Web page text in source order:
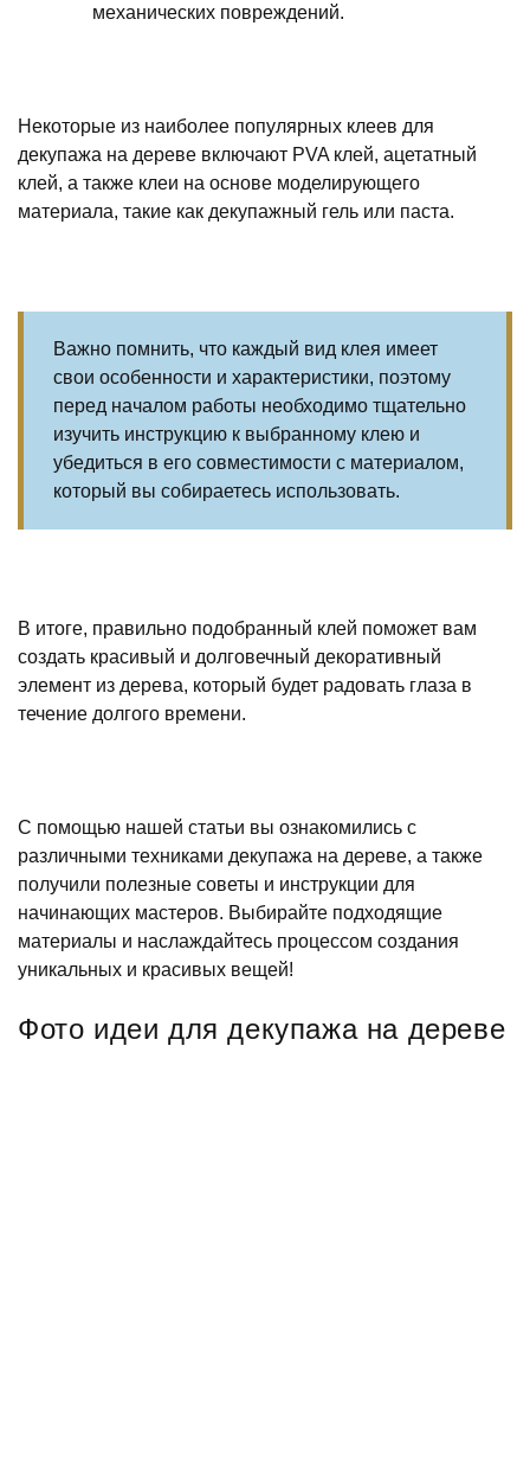
механических повреждений.
Некоторые из наиболее популярных клеев для
декупажа на дереве включают PVA клей, ацетатный
клей, а также клеи на основе моделирующего
материала, такие как декупажный гель или паста.
Важно помнить, что каждый вид клея имеет
свои особенности и характеристики, поэтому
перед началом работы необходимо тщательно
изучить инструкцию к выбранному клею и
убедиться в его совместимости с материалом,
который вы собираетесь использовать.
В итоге, правильно подобранный клей поможет вам
создать красивый и долговечный декоративный
элемент из дерева, который будет радовать глаза в
течение долгого времени.
С помощью нашей статьи вы ознакомились с
различными техниками декупажа на дереве, а также
получили полезные советы и инструкции для
начинающих мастеров. Выбирайте подходящие
материалы и наслаждайтесь процессом создания
уникальных и красивых вещей!
Фото идеи для декупажа на дереве